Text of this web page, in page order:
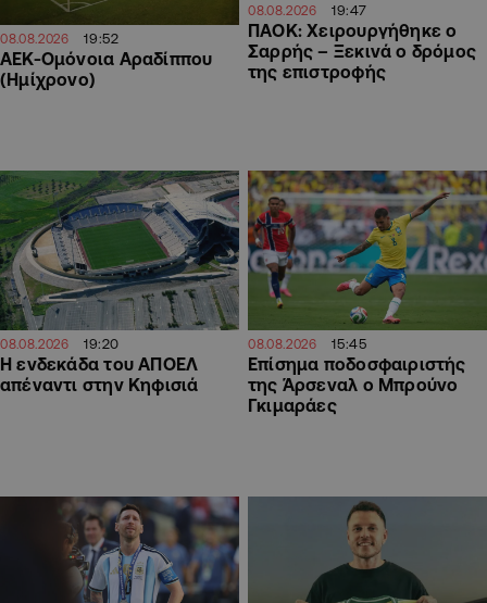
08.08.2026 19:52
ΑΕΚ-Ομόνοια Αραδίππου
(Ημίχρονο)
08.08.2026 19:47
ΠΑΟΚ: Χειρουργήθηκε ο
Σαρρής – Ξεκινά ο δρόμος
της επιστροφής
08.08.2026 19:20
Η ενδεκάδα του ΑΠΟΕΛ
απέναντι στην Κηφισιά
08.08.2026 15:45
Επίσημα ποδοσφαιριστής
της Άρσεναλ ο Μπρούνο
Γκιμαράες